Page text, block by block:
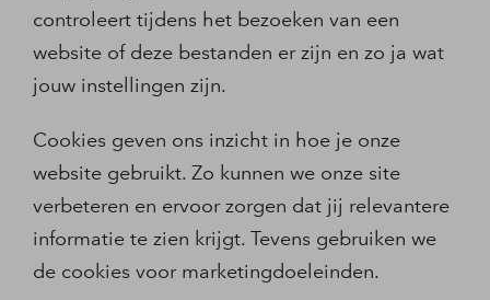
controleert tijdens het bezoeken van een
website of deze bestanden er zijn en zo ja wat
jouw instellingen zijn.
Cookies geven ons inzicht in hoe je onze
website gebruikt. Zo kunnen we onze site
verbeteren en ervoor zorgen dat jij relevantere
informatie te zien krijgt. Tevens gebruiken we
de cookies voor marketingdoeleinden.